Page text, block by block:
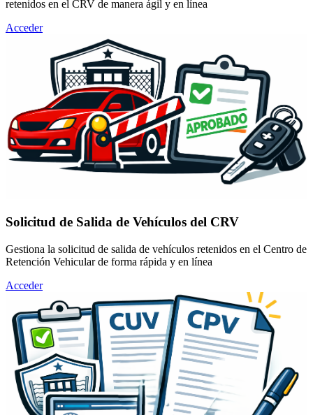
retenidos en el CRV de manera ágil y en línea
Acceder
Solicitud de Salida de Vehículos del CRV
Gestiona la solicitud de salida de vehículos retenidos en el Centro de
Retención Vehicular de forma rápida y en línea
Acceder